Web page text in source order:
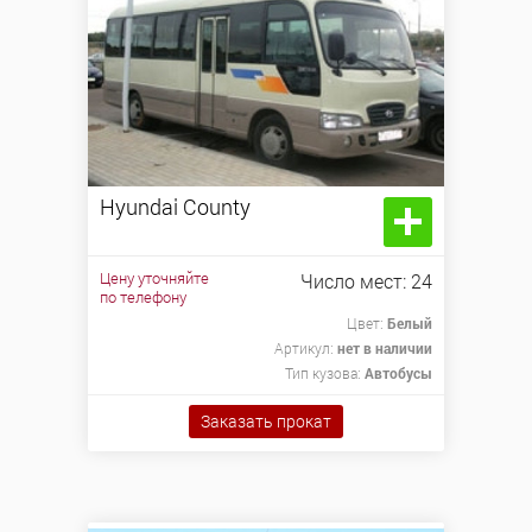
Hyundai County
Число мест: 24
Цену уточняйте
по телефону
Цвет: Белый
Артикул: нет в наличии
Тип кузова: Автобусы
Заказать прокат
Hyundai County
*24 -27 мест
*кондиционер